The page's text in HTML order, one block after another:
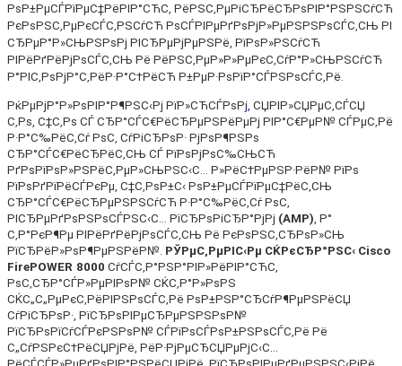
РѕР±РµСЃРїРµС‡РёРІР°СЋС‚ РёРЅС‚РµРіСЂРёСЂРѕРІР°РЅРЅСѓСЋ
РєРѕРЅС‚РµРєСЃС‚РЅСѓСЋ РѕСЃРІРµРґРѕРјР»РµРЅРЅРѕСЃС‚СЊ РІ
СЂРµР°Р»СЊРЅРѕРј РІСЂРµРјРµРЅРё, РїРѕР»РЅСѓСЋ
РІРёРґРёРјРѕСЃС‚СЊ Рё РёРЅС‚РµР»Р»РµРєС‚СѓР°Р»СЊРЅСѓСЋ
Р°РІС‚РѕРјР°С‚РёР·Р°С†РёСЋ Р±РµР·РѕРїР°СЃРЅРѕСЃС‚Рё.
РќРµРјР°Р»РѕРІР°Р¶РЅС‹Рј РїР»СЋСЃРѕРј, СЏРІР»СЏРµС‚СЃСЏ
С‚Рѕ, С‡С‚Рѕ СЃ СЂР°СЃС€РёСЂРµРЅРёРµРј РІР°С€РµР№ СЃРµС‚Рё
Р·Р°С‰РёС‚Сѓ РѕС‚ СѓРіСЂРѕР· РјРѕР¶РЅРѕ
СЂР°СЃС€РёСЂРёС‚СЊ СЃ РїРѕРјРѕС‰СЊСЋ
РґРѕРїРѕР»РЅРёС‚РµР»СЊРЅС‹С… Р»РёС†РµРЅР·РёР№ РїРѕ
РїРѕРґРїРёСЃРєРµ, С‡С‚РѕР±С‹ РѕР±РµСЃРїРµС‡РёС‚СЊ
СЂР°СЃС€РёСЂРµРЅРЅСѓСЋ Р·Р°С‰РёС‚Сѓ РѕС‚
РІСЂРµРґРѕРЅРѕСЃРЅС‹С… РїСЂРѕРіСЂР°РјРј (AMP), Р°
С‚Р°РєР¶Рµ РІРёРґРёРјРѕСЃС‚СЊ Рё РєРѕРЅС‚СЂРѕР»СЊ
РїСЂРёР»РѕР¶РµРЅРёР№. РЎРµС‚РµРІС‹Рµ СЌРєСЂР°РЅС‹ Cisco
FirePOWER 8000 СѓСЃС‚Р°РЅР°РІР»РёРІР°СЋС‚
РѕС‚СЂР°СЃР»РµРІРѕР№ СЌС‚Р°Р»РѕРЅ
СЌС„С„РµРєС‚РёРІРЅРѕСЃС‚Рё РѕР±РЅР°СЂСѓР¶РµРЅРёСЏ
СѓРіСЂРѕР·, РїСЂРѕРІРµСЂРµРЅРЅРѕР№
РїСЂРѕРїСѓСЃРєРЅРѕР№ СЃРїРѕСЃРѕР±РЅРѕСЃС‚Рё Рё
С„СѓРЅРєС†РёСЏРјРё, РёР·РјРµСЂСЏРµРјС‹С…